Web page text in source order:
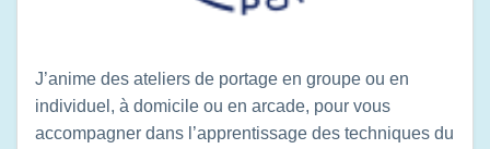
J’anime des ateliers de portage en groupe ou en
individuel, à domicile ou en arcade, pour vous
accompagner dans l’apprentissage des techniques du